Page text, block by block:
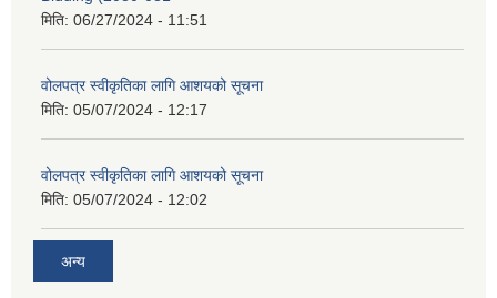
मिति: 06/27/2024 - 11:51
वोलपत्र स्वीकृतिका लागि आशयको सूचना
मिति: 05/07/2024 - 12:17
वोलपत्र स्वीकृतिका लागि आशयको सूचना
मिति: 05/07/2024 - 12:02
अन्य